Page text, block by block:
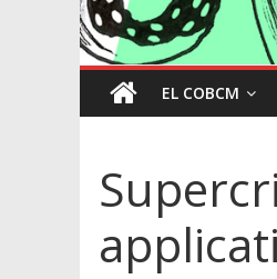
EL COBCM